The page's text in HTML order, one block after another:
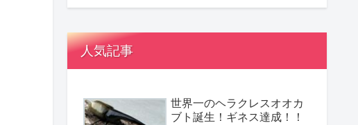
人気記事
世界一のヘラクレスオオカ
ブト誕生！ギネス達成！！